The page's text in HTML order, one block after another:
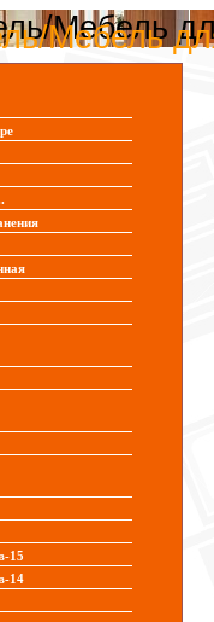
Мебель
Мебель
15
14